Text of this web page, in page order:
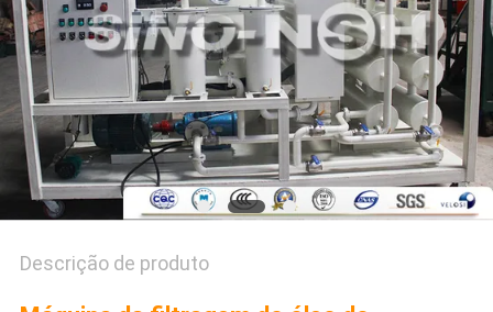
PRIVACY
POLICY
Descrição de produto